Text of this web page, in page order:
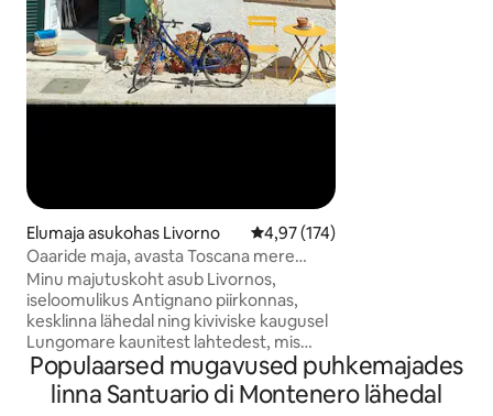
Elumaja asukohas Livorno Keskmine hinnang 4,97/5, 174
4,97 (174)
Oaaride maja, avasta Toscana mere
ääres
Minu majutuskoht asub Livornos,
iseloomulikus Antignano piirkonnas,
kesklinna lähedal ning kiviviske kaugusel
Lungomare kaunitest lahtedest, mis
sobivad ideaalselt suplemiseks ja
päevitamiseks. Strateegiline baas meie
linna aarete ja kuulsate Toscana
Populaarsed mugavused puhkemajades
linna Santuario di Montenero lähedal